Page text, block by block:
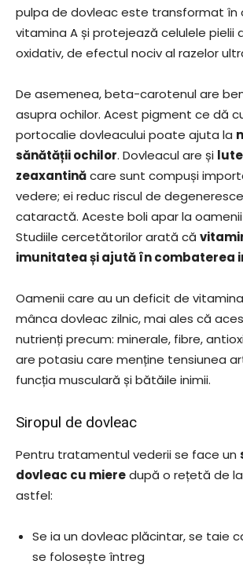
pulpa de dovleac este transformat în
vitamina A și protejează celulele pielii
oxidativ, de efectul nociv al razelor
De asemenea, beta-carotenul are
asupra ochilor. Acest pigment ce dă
portocalie dovleacului poate ajuta la
sănătății ochilor. Dovleacul are și
zeaxantinăcare sunt compuși
vedere; ei reduc riscul de
cataractă. Aceste boli apar la
Studiile cercetătorilor arată că
imunitatea și ajută în combaterea
Oamenii care au un deficit de
mânca dovleac zilnic, mai ales că
nutrienți precum: minerale, fibre,
are potasiu care menține tensiunea
funcția musculară și bătăile inimii.
Siropul de dovleac
Pentru tratamentul vederii se face un
dovleac cu mieredupă o rețetă de
astfel:
Se ia un dovleac plăcintar, se taie
se folosește întreg